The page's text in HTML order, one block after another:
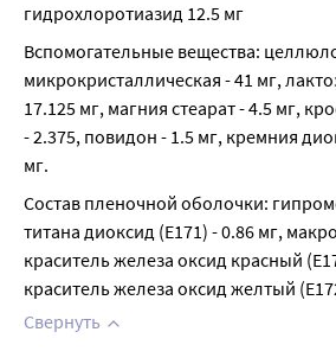
гидрохлоротиазид 12.5 мг
Вспомогательные вещества:
микрокристаллическая - 41 мг,
17.125 мг, магния стеарат - 4.5 мг,
- 2.375, повидон - 1.5 мг, кремния
мг.
Состав пленочной оболочки:
титана диоксид (E171) - 0.86 мг,
краситель железа оксид красный
краситель железа оксид желтый
Свернуть